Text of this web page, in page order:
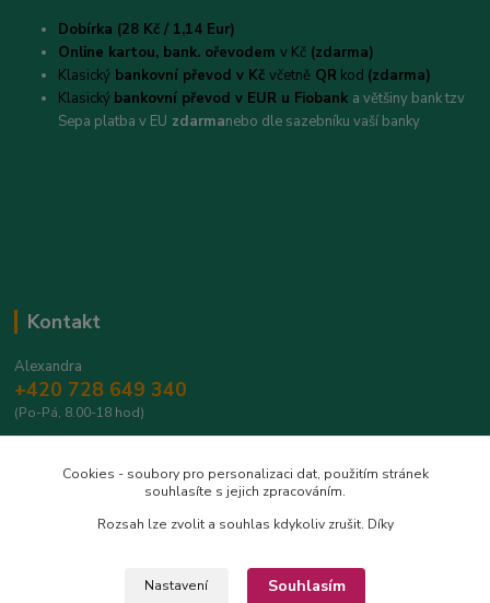
Dobírka (28 Kč / 1,14 Eur)
Online kartou, bank. ořevodemv Kč (zdarma)
Klasický bankovní převod v Kčvčetně QR kod (zdarma)
Klasický bankovní převod v EUR u Fiobank a většiny bank tzv
Sepa platba v EU zdarmanebo dle sazebníku vaší banky
Kontakt
Alexandra
+420 728 649 340
(Po-Pá, 8.00-18 hod)
Cookies - soubory pro personalizaci dat, použitím stránek
souhlasíte s jejich zpracováním.
Rozsah lze zvolit a souhlas kdykoliv zrušit. Díky
Nastavení Souhlasím